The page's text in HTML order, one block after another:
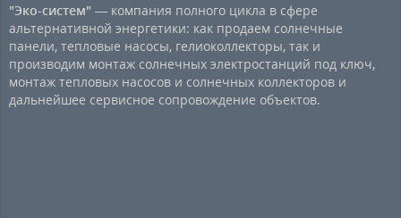
"Эко-систем" — компания полного цикла в сфере
альтернативной энергетики: как продаем солнечные
панели, тепловые насосы, гелиоколлекторы, так и
производим монтаж солнечных электростанций под ключ,
монтаж тепловых насосов и солнечных коллекторов и
дальнейшее сервисное сопровождение объектов.